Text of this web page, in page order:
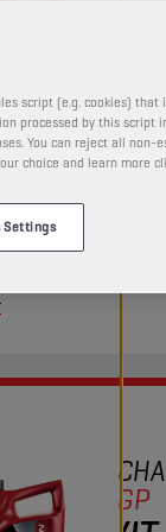
des motos à
Ester+
GP
script (e.g. cookies)
processed by this script
You can reject all non-
choice and learn more
Settings